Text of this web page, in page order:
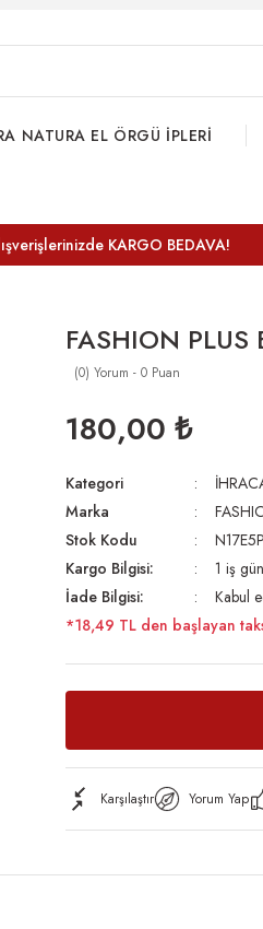
NATURA EL ÖRGÜ İPLERİ
KARGO BEDAVA!
FASHION
(0) Yorum - 0 Puan
180,00 ₺
Kategori
Marka
Stok Kodu
Kargo Bilgisi:
1 iş
İade Bilgisi:
Kabul
*18,49 TL den başlayan
Karşılaştır Yorum Yap